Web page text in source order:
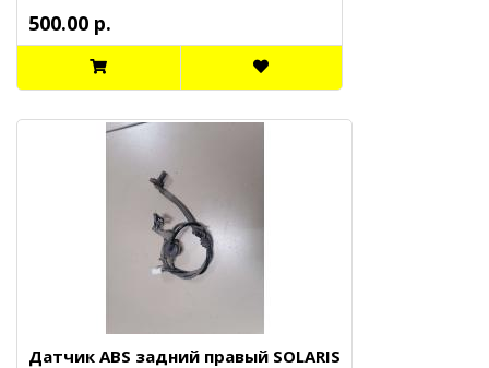
500.00 р.
Датчик ABS задний правый SOLARIS